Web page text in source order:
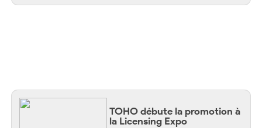
TOHO débute la promotion à
la Licensing Expo